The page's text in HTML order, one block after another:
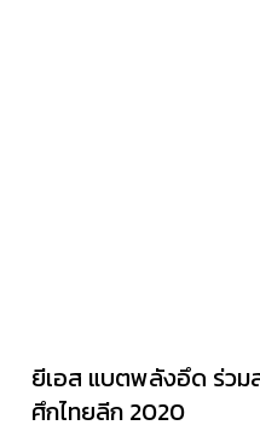
ยีเอส แบตพลังอึด ร่ว
ศึกไทยลีก 2020